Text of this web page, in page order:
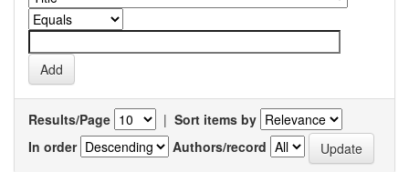
Results/Page | Sort items by
In order
Authors/record